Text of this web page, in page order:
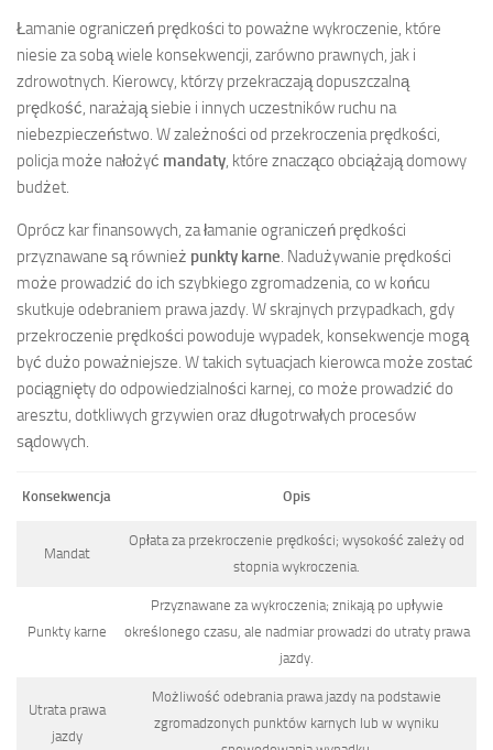
Łamanie ograniczeń prędkości to poważne wykroczenie, które
niesie za sobą wiele konsekwencji, zarówno prawnych, jak i
zdrowotnych. Kierowcy, którzy przekraczają dopuszczalną
prędkość, narażają siebie i innych uczestników ruchu na
niebezpieczeństwo. W zależności od przekroczenia prędkości,
policja może nałożyć mandaty, które znacząco obciążają domowy
budżet.
Oprócz kar finansowych, za łamanie ograniczeń prędkości
przyznawane są również punkty karne. Nadużywanie prędkości
może prowadzić do ich szybkiego zgromadzenia, co w końcu
skutkuje odebraniem prawa jazdy. W skrajnych przypadkach, gdy
przekroczenie prędkości powoduje wypadek, konsekwencje mogą
być dużo poważniejsze. W takich sytuacjach kierowca może zostać
pociągnięty do odpowiedzialności karnej, co może prowadzić do
aresztu, dotkliwych grzywien oraz długotrwałych procesów
sądowych.
Konsekwencja Opis
Mandat
Opłata za przekroczenie prędkości; wysokość zależy od
stopnia wykroczenia.
Punkty karne
Przyznawane za wykroczenia; znikają po upływie
określonego czasu, ale nadmiar prowadzi do utraty prawa
jazdy.
Utrata prawa
jazdy
Możliwość odebrania prawa jazdy na podstawie
zgromadzonych punktów karnych lub w wyniku